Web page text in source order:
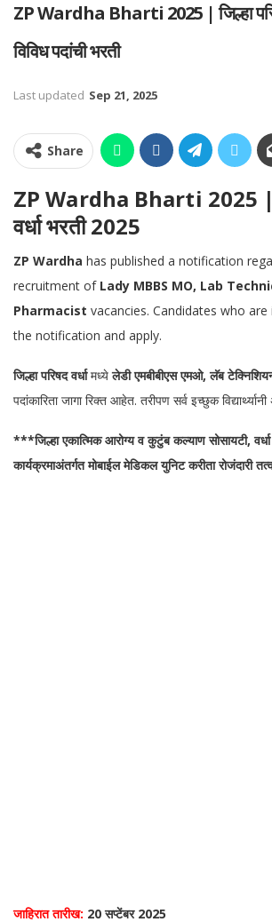
ZP Wardha Bharti 2025 | जिल्हा
विविध पदांची भरती
Last updated Sep 21, 2025
Share
ZP Wardha Bharti 2025 |
वर्धा भरती 2025
ZP Wardha has published a notification
recruitment ofLady MBBS MO, Lab
Pharmacist vacancies. Candidates who
the notification and apply.
जिल्हा परिषद वर्धामध्येलेडी एमबीबीएस एमओ, लॅब
पदांकारिता जागा रिक्त आहेत. तरीपण सर्व इच्छुक
***जिल्हा एकात्मिक आरोग्य व कुटुंब कल्याण सोसायटी,
कार्यक्रमाअंतर्गत मोबाईल मेडिकल युनिट करीता रोजंदारी
जाहिरात तारीख: 20 सप्टेंबर 2025